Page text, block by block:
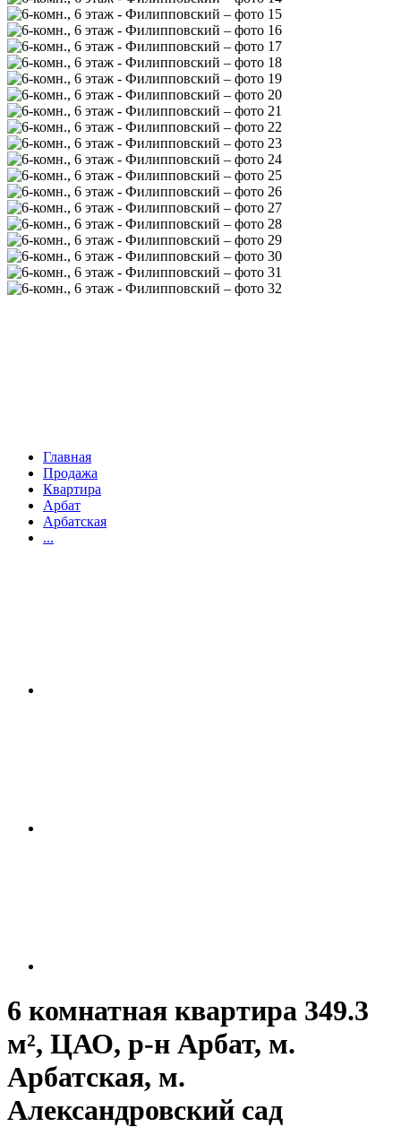
Главная
Продажа
Квартира
Арбат
Арбатская
...
6 комнатная квартира 349.3
м², ЦАО, р-н Арбат, м.
Арбатская, м.
Александровский сад